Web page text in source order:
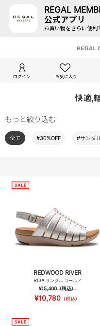
REGAL
公式アプリ
お買い物をさらに便利
ログイン お気に入り
快適,
もっと絞り込む
全て #30%OFF #サンダ
REDWOOD RIVER
R10A サンダル ゴールド
¥15,400（税込）
¥10,780 （税込）